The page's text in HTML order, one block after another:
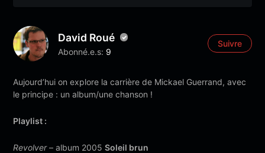
David Roué
Abonné.e.s: 9
Suivre
Aujourd’hui on explore la carrière de Mickael Guerrand, avec
le principe : un album/une chanson !
Playlist :
Revolver– album 2005Soleil brun